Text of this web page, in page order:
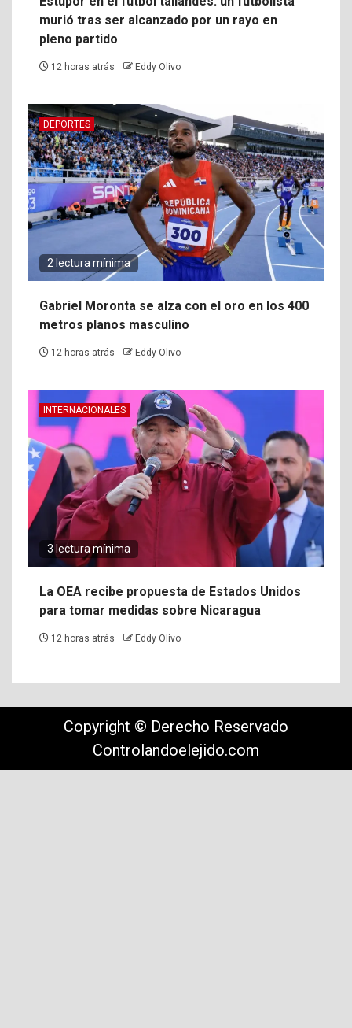
murió tras ser alcanzado por un rayo en
pleno partido
12 horas atrás Eddy Olivo
DEPORTES
2 lectura mínima
Gabriel Moronta se alza con el oro en los 400
metros planos masculino
12 horas atrás Eddy Olivo
INTERNACIONALES
3 lectura mínima
La OEA recibe propuesta de Estados Unidos
para tomar medidas sobre Nicaragua
12 horas atrás Eddy Olivo
Copyright © Derecho Reservado
Controlandoelejido.com